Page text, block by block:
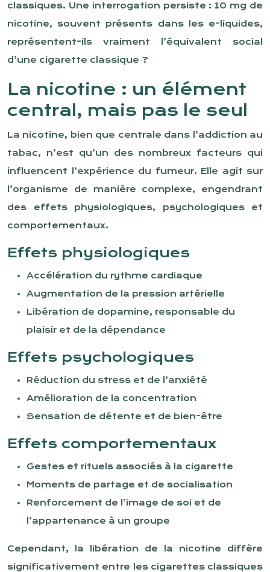
classiques. Une interrogation persiste : 10 mg de
nicotine, souvent présents dans les e-liquides,
représentent-ils vraiment l’équivalent social
d’une cigarette classique ?
La nicotine : un élément
central, mais pas le seul
La nicotine, bien que centrale dans l’addiction au
tabac, n’est qu’un des nombreux facteurs qui
influencent l’expérience du fumeur. Elle agit sur
l’organisme de manière complexe, engendrant
des effets physiologiques, psychologiques et
comportementaux.
Effets physiologiques
Accélération du rythme cardiaque
Augmentation de la pression artérielle
Libération de dopamine, responsable du
plaisir et de la dépendance
Effets psychologiques
Réduction du stress et de l’anxiété
Amélioration de la concentration
Sensation de détente et de bien-être
Effets comportementaux
Gestes et rituels associés à la cigarette
Moments de partage et de socialisation
Renforcement de l’image de soi et de
l’appartenance à un groupe
Cependant, la libération de la nicotine diffère
significativement entre les cigarettes classiques